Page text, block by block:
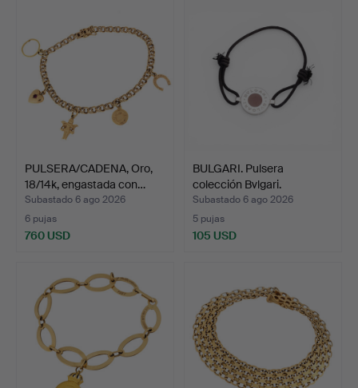
PULSERA/CADENA, Oro,
18/14k, engastada con…
Subastado 6 ago 2026
6 pujas
760 USD
BULGARI. Pulsera
colección Bvlgari.
Subastado 6 ago 2026
5 pujas
105 USD